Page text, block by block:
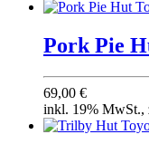
Pork Pie
69,00 €
inkl. 19% MwSt.,